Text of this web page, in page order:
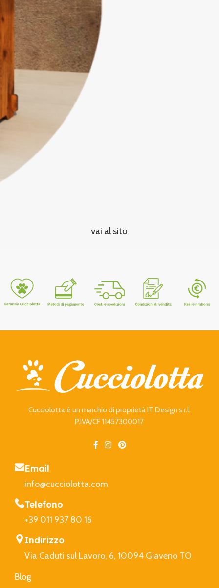
vai al sito
Cucciolotta è un marchio di proprietà IT Design s.r.l.
P.IVA/CF 11457300017
Email
info@cucciolotta.com
Telefono
+39 011 937 80 16
Indirizzo
Via Caduti sul Lavoro, 6, 10094 Giaveno TO
Blog